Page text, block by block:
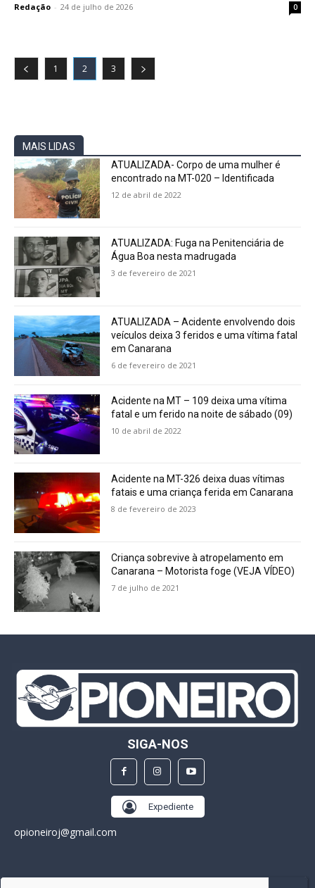
Redação - 24 de julho de 2026 0
1 2 3
MAIS LIDAS
ATUALIZADA- Corpo de uma mulher é
encontrado na MT-020 – Identificada
12 de abril de 2022
ATUALIZADA: Fuga na Penitenciária de
Água Boa nesta madrugada
3 de fevereiro de 2021
ATUALIZADA – Acidente envolvendo dois
veículos deixa 3 feridos e uma vítima fatal
em Canarana
6 de fevereiro de 2021
Acidente na MT – 109 deixa uma vítima
fatal e um ferido na noite de sábado (09)
10 de abril de 2022
Acidente na MT-326 deixa duas vítimas
fatais e uma criança ferida em Canarana
8 de fevereiro de 2023
Criança sobrevive à atropelamento em
Canarana – Motorista foge (VEJA VÍDEO)
7 de julho de 2021
SIGA-NOS
Expediente
opioneiroj@gmail.com